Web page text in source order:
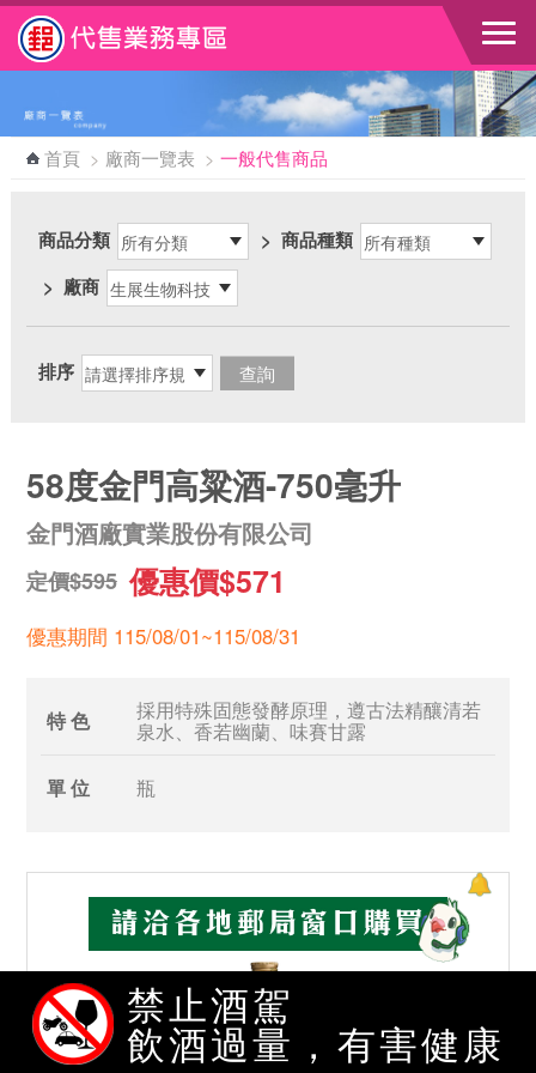
跳到主要內容區塊
首頁 > 廠商一覽表 > 一般代售商品
商品分類 > 商品種類
> 廠商
排序
58度金門高粱酒-750毫升
金門酒廠實業股份有限公司
定價$595 優惠價$571
優惠期間 115/08/01~115/08/31
特 色 採用特殊固態發酵原理，遵古法精釀清若
泉水、香若幽蘭、味賽甘露
單 位 瓶
禁止酒駕
飲酒過量，有害健康